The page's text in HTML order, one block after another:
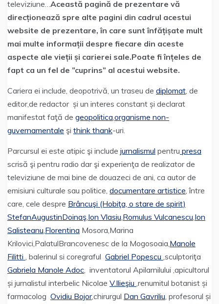
televiziune…Această pagină de prezentare vă
direcționează spre alte pagini din cadrul acestui
website de prezentare, în care sunt înfățișate mult
mai multe informații despre fiecare din aceste
aspecte ale vieții și carierei sale.Poate fi înțeles de
fapt ca un fel de ”cuprins” al acestui website.
Cariera ei include, deopotrivă, un traseu de diplomat, de
editor,de redactor și un interes constant și declarat
manifestat faţă de geopolitica,organisme non-
guvernamentale şi think thank-uri.
Parcursul ei este atipic şi include jurnalismul pentru presa
scrisă şi pentru radio dar şi experienţa de realizator de
televiziune de mai bine de douazeci de ani, ca autor de
emisiuni culturale sau politice, documentare artistice, între
care, cele despre Brâncuşi (Hobiţa, o stare de spirit)
StefanAugustinDoinaş,Ion Vlasiu,Romulus Vulcanescu,Ion
Salisteanu,Florentina Mosora,Marina
Krilovici,PalatulBrancovenesc de la Mogosoaia,Manole
Filitti , balerinul si coregraful Gabriel Popescu ,sculptoriţa
Gabriela Manole Adoc, inventatorul Apilarnilului ,apicultorul
și jurnalistul interbelic Nicolae V.Ilieşiu ,renumitul botanist și
farmacolog Ovidiu Bojor,chirurgul Dan Gavriliu, profesorul și